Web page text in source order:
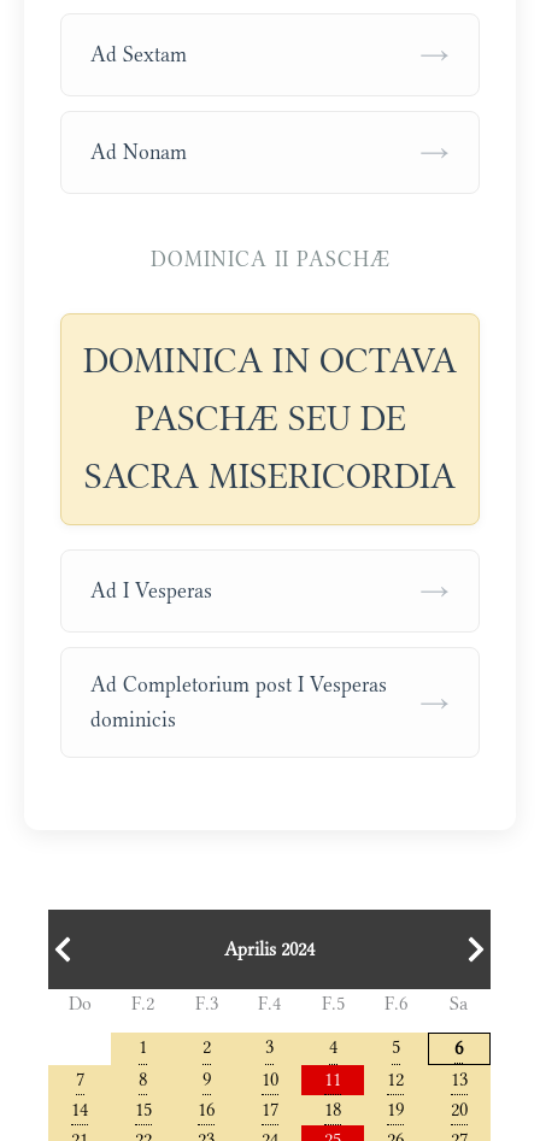
Ad Sextam →
Ad Nonam →
DOMINICA II PASCHÆ
DOMINICA IN OCTAVA
PASCHÆ SEU DE
SACRA MISERICORDIA
Ad I Vesperas →
Ad Completorium post I Vesperas
dominicis
→
Aprilis 2024
Do F.2 F.3 F.4 F.5 F.6
Sa
1
2 3 4 5
6
7
8 9 10 11 12
13
14
15 16 17 18 19
20